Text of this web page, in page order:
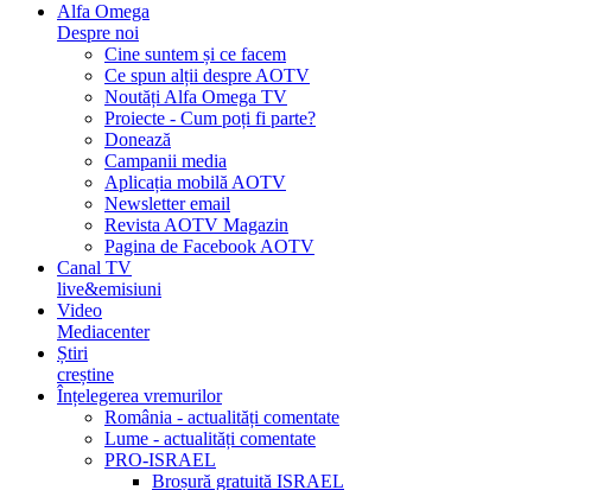
Alfa Omega
Despre noi
Cine suntem și ce facem
Ce spun alții despre AOTV
Noutăți Alfa Omega TV
Proiecte - Cum poți fi parte?
Donează
Campanii media
Aplicația mobilă AOTV
Newsletter email
Revista AOTV Magazin
Pagina de Facebook AOTV
Canal TV
live&emisiuni
Video
Mediacenter
Știri
creștine
Înțelegerea vremurilor
România - actualități comentate
Lume - actualități comentate
PRO-ISRAEL
Broșură gratuită ISRAEL